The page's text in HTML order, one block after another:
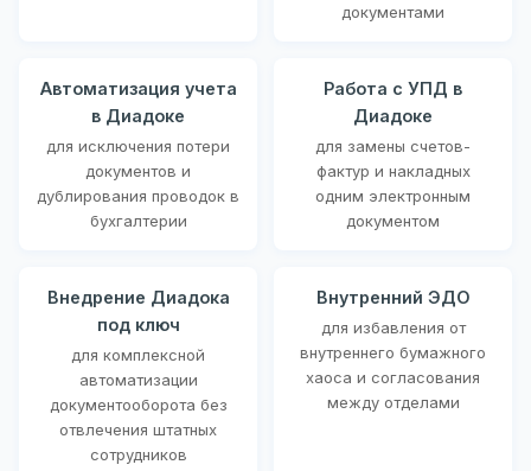
документами
Автоматизация учета
в Диадоке
для исключения потери
документов и
дублирования проводок в
бухгалтерии
Работа с УПД в
Диадоке
для замены счетов-
фактур и накладных
одним электронным
документом
Внедрение Диадока
под ключ
для комплексной
автоматизации
документооборота без
отвлечения штатных
сотрудников
Внутренний ЭДО
для избавления от
внутреннего бумажного
хаоса и согласования
между отделами